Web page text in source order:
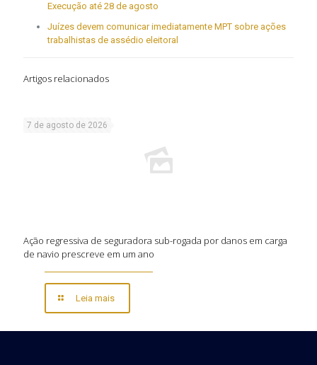
Execução até 28 de agosto
Juízes devem comunicar imediatamente MPT sobre ações
trabalhistas de assédio eleitoral
Artigos relacionados
7 de agosto de 2026
Ação regressiva de seguradora sub-rogada por danos em carga
de navio prescreve em um ano
Leia mais